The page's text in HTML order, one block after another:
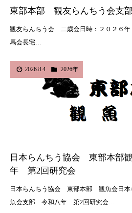
東部本部 観友らんちう会支
観友らんちう会 二歳会日時：２０２６年
馬会長宅…
2026.8.4 2026年
日本らんちう協会 東部本部
年 第2回研究会
日本らんちう協会 東部本部 観魚会日
魚会支部 令和八年 第2回研究会…